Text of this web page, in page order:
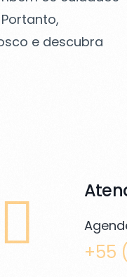
e descubra
+55